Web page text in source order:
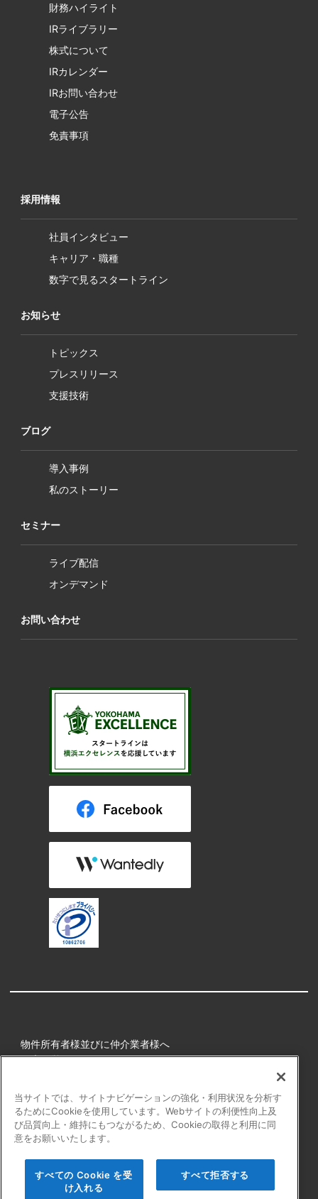
財務ハイライト
IRライブラリー
株式について
IRカレンダー
IRお問い合わせ
電子公告
免責事項
採用情報
社員インタビュー
キャリア・職種
数字で見るスタートライン
お知らせ
トピックス
プレスリリース
支援技術
ブログ
導入事例
私のストーリー
セミナー
ライブ配信
オンデマンド
お問い合わせ
物件所有者様並びに仲介業者様へ
健康経営
プライバシーポリシー
障害者の表記について
よくある質問
当サイトでは、サイトナビゲーションの強化・利用状況を分析す
るためにCookieを使用しています。Webサイトの利便性向上及
び品質向上・維持にもつながるため、Cookieの取得と利用に同
意をお願いいたします。
すべての Cookie を受
け入れる
すべて拒否する